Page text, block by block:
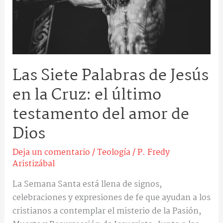
Las Siete Palabras de Jesús
en la Cruz: el último
testamento del amor de
Dios
Deja un comentario/Teología/P. Fredy
Aristizábal
La Semana Santa está llena de signos,
celebraciones y expresiones de fe que ayudan a los
cristianos a contemplar el misterio de la Pasión,
último
del
amor
de
Dios